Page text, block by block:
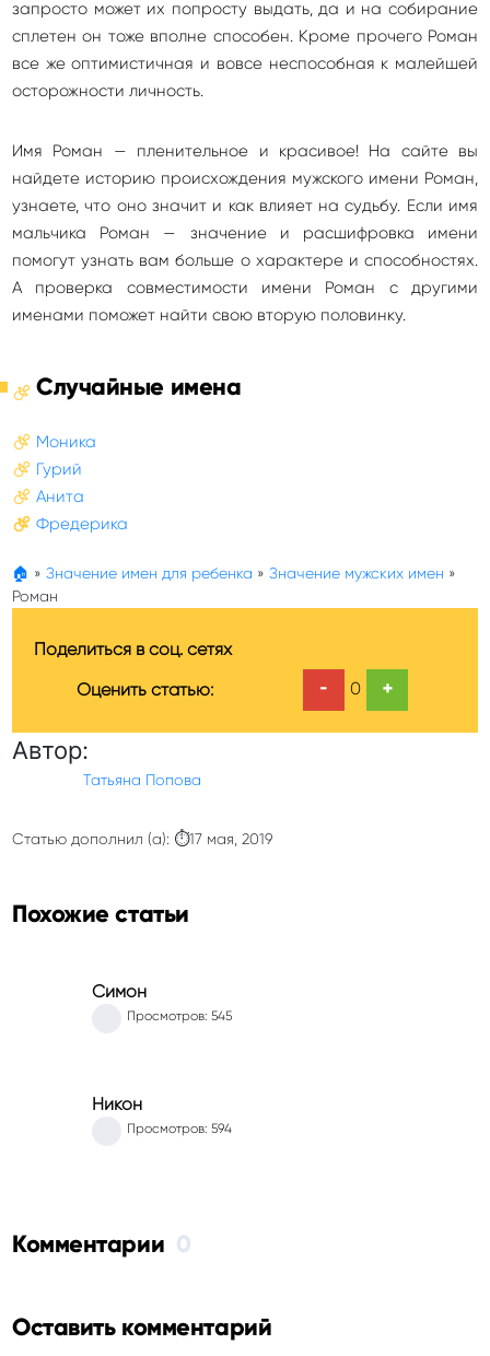
запросто может их попросту выдать, да и на собирание
сплетен он тоже вполне способен. Кроме прочего Роман
все же оптимистичная и вовсе неспособная к малейшей
осторожности личность.
Имя Роман — пленительное и красивое! На сайте вы
найдете историю происхождения мужского имени Роман,
узнаете, что оно значит и как влияет на судьбу. Если имя
мальчика Роман — значение и расшифровка имени
помогут узнать вам больше о характере и способностях.
А проверка совместимости имени Роман с другими
именами поможет найти свою вторую половинку.
Случайные имена
Моника
Гурий
Анита
Фредерика
🏠 » Значение имен для ребенка » Значение мужских имен »
Роман
Поделиться в соц. сетях
Оценить статью:
- 0 +
Автор:
Татьяна Попова
Статью дополнил (а): ⏱17 мая, 2019
Похожие статьи
Симон
Просмотров: 545
Никон
Просмотров: 594
Комментарии 0
Оставить комментарий